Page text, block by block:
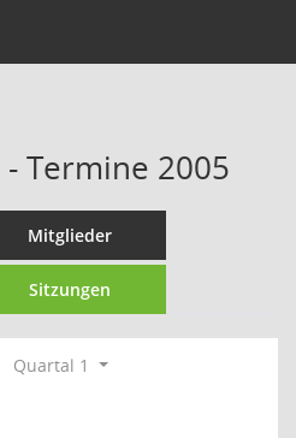
- Termine 2005
Mitglieder
Sitzungen
Quartal 1